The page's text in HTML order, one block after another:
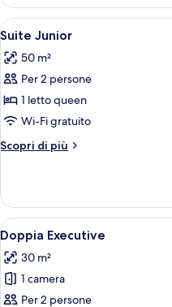
con
2
singoli
Apri
tutte
le
foto
per
Suite
Junior
5
Suite Junior
50 m²
Per 2 persone
1 letto queen
Wi-Fi gratuito
Scopri di più
Altri
Junior
Apri
tutte
le
foto
per
4
Doppia Executive
30 m²
1 camera
Per 2 persone